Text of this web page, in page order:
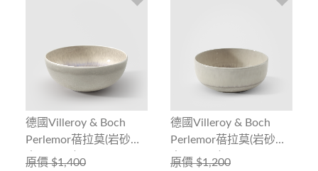
德國Villeroy & Boch
Perlemor蓓拉莫(岩砂
米)17cm碗
原價 $1,400
德國Villeroy & Boch
Perlemor蓓拉莫(岩砂
米)15cm碗
原價 $1,200